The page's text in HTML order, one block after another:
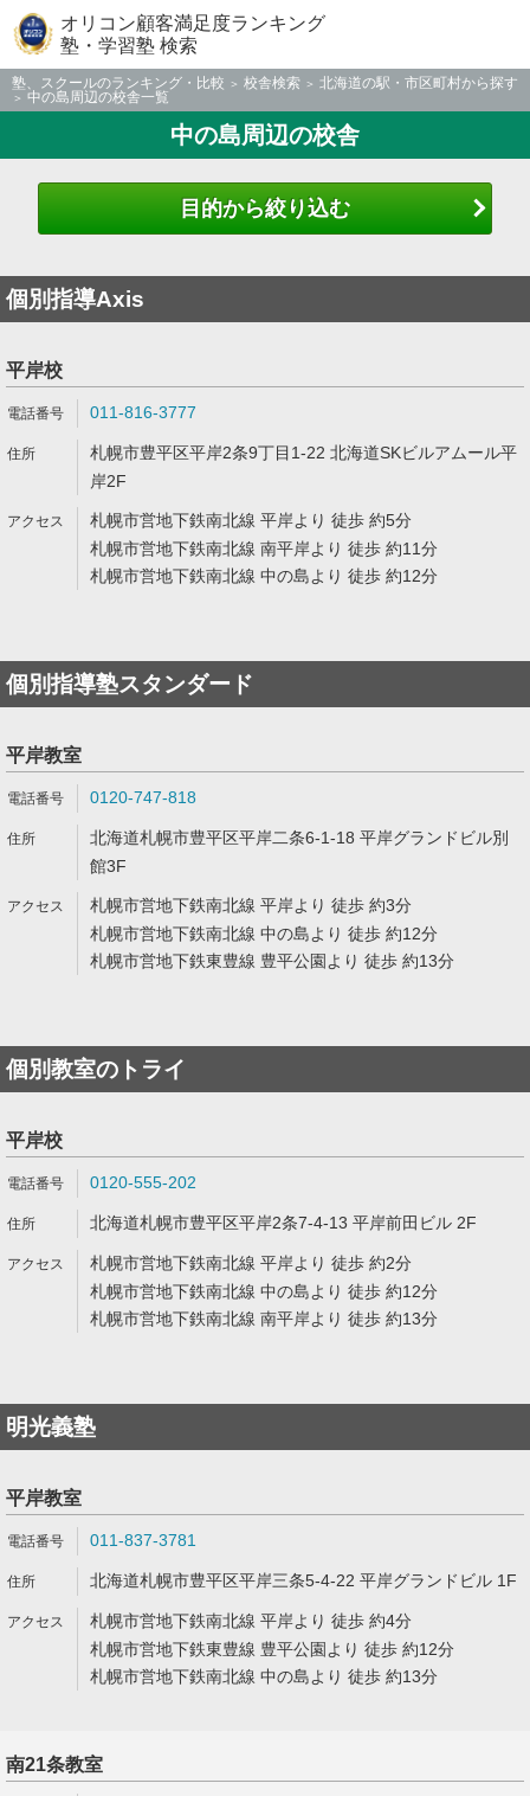
オリコン顧客満足度ランキング
塾・学習塾 検索
塾、スクールのランキング・比較 校舎検索
北海道の駅・市区町村から探す
中の島周辺の校舎一覧
中の島周辺の校舎
目的から絞り込む
個別指導Axis
平岸校
011-816-3777
札幌市豊平区平岸2条9丁目1-22 北海道SKビルアムール平
岸2F
札幌市営地下鉄南北線 平岸より 徒歩 約5分
札幌市営地下鉄南北線 南平岸より 徒歩 約11分
札幌市営地下鉄南北線 中の島より 徒歩 約12分
個別指導塾スタンダード
平岸教室
0120-747-818
北海道札幌市豊平区平岸二条6-1-18 平岸グランドビル別
館3F
札幌市営地下鉄南北線 平岸より 徒歩 約3分
札幌市営地下鉄南北線 中の島より 徒歩 約12分
札幌市営地下鉄東豊線 豊平公園より 徒歩 約13分
個別教室のトライ
平岸校
0120-555-202
北海道札幌市豊平区平岸2条7-4-13 平岸前田ビル 2F
札幌市営地下鉄南北線 平岸より 徒歩 約2分
札幌市営地下鉄南北線 中の島より 徒歩 約12分
札幌市営地下鉄南北線 南平岸より 徒歩 約13分
明光義塾
平岸教室
011-837-3781
北海道札幌市豊平区平岸三条5-4-22 平岸グランドビル 1F
札幌市営地下鉄南北線 平岸より 徒歩 約4分
札幌市営地下鉄東豊線 豊平公園より 徒歩 約12分
札幌市営地下鉄南北線 中の島より 徒歩 約13分
南21条教室